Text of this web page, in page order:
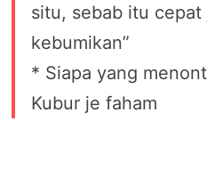
situ, sebab itu
kebumikan”
* Siapa yang
Kubur je faham